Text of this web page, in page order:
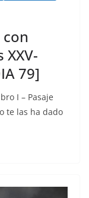
79]
I – Pasaje
te las ha dado